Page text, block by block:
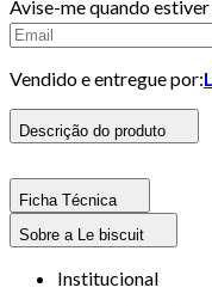
Avise-me quando
Vendido e entregue por:
Descrição do produto
Ficha Técnica
Sobre a Le biscuit
Institucional